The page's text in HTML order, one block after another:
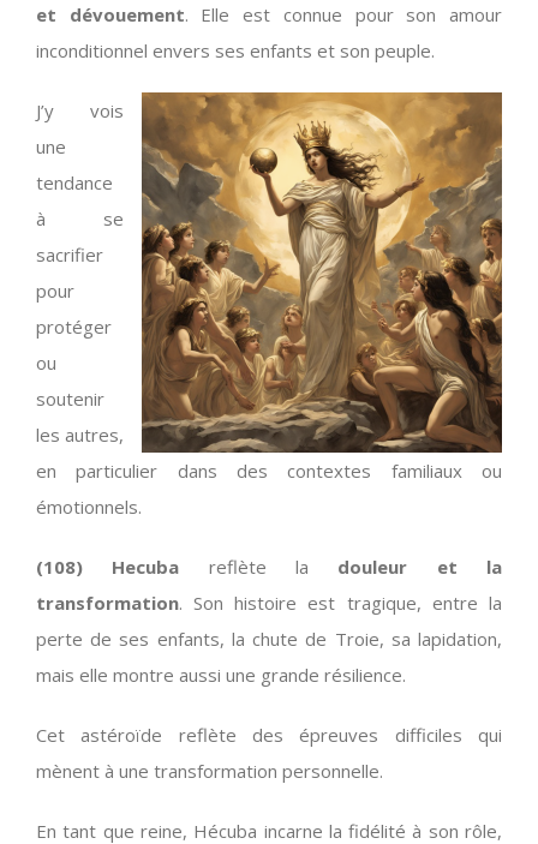
et dévouement. Elle est connue pour son amour
inconditionnel envers ses enfants et son peuple.
J’y vois
une
tendance
à se
sacrifier
pour
protéger
ou
soutenir
les autres,
en particulier dans des contextes familiaux ou
émotionnels.
(108) Hecuba reflète la douleur et la
transformation. Son histoire est tragique, entre la
perte de ses enfants, la chute de Troie, sa lapidation,
mais elle montre aussi une grande résilience.
Cet astéroïde reflète des épreuves difficiles qui
mènent à une transformation personnelle.
En tant que reine, Hécuba incarne la fidélité à son rôle,